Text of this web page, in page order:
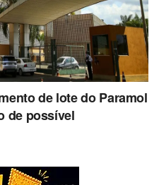
de lote do Paramol
de possível